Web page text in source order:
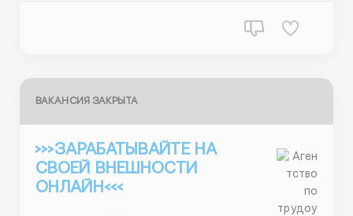
ВАКАНСИЯ ЗАКРЫТА
>>>ЗАРАБАТЫВАЙТЕ НА
СВОЕЙ ВНЕШНОСТИ
ОНЛАЙН<<<